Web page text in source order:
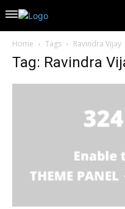
Home Tags Ravindra Vijay
Tag: Ravindra